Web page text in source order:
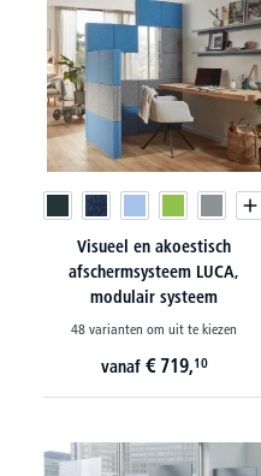
Visueel en akoestisch
afschermsysteem LUCA,
modulair systeem
48 varianten om uit te kiezen
vanaf € 719,10